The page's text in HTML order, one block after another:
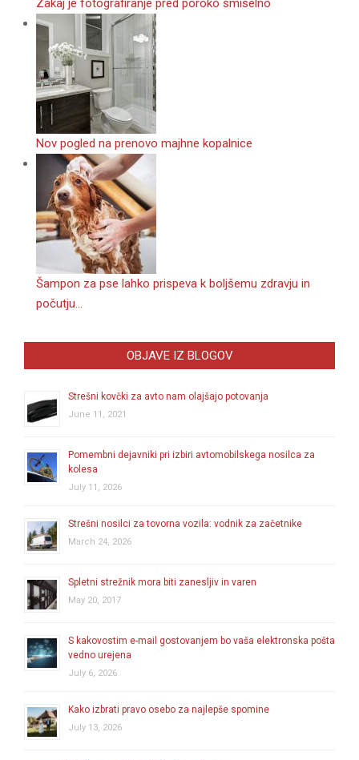
Zakaj je fotografiranje pred poroko smiselno
Nov pogled na prenovo majhne kopalnice
Šampon za pse lahko prispeva k boljšemu zdravju in
počutju…
OBJAVE IZ BLOGOV
Strešni kovčki za avto nam olajšajo potovanja
June 11, 2021
Pomembni dejavniki pri izbiri avtomobilskega nosilca za
kolesa
July 11, 2026
Strešni nosilci za tovorna vozila: vodnik za začetnike
March 24, 2026
Spletni strežnik mora biti zanesljiv in varen
May 20, 2017
S kakovostim e-mail gostovanjem bo vaša elektronska pošta
vedno urejena
July 6, 2026
Kako izbrati pravo osebo za najlepše spomine
July 13, 2026